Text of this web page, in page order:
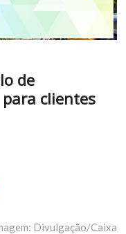
de
clientes
Divulgação/Caixa